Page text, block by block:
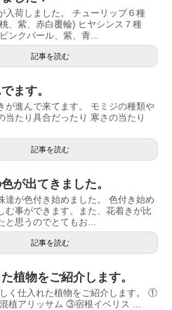
入荷しました。 チューリップ６種
、紫、赤白覆輪) ヒヤシンス７種
ンクパール、紫、青...
記事を読む
ます。
が進んで来てます。 モミジの種類や
当たり具合だったり 寒さの当たり
記事を読む
が出てきました。
達が色付き始めました。 色付き始め
む事ができます。また、花着きが比
と思うのでとてもお...
記事を読む
植物をご紹介します。
く仕入れた植物をご紹介します。 ①
植アリッサム ③宿根イベリス ...